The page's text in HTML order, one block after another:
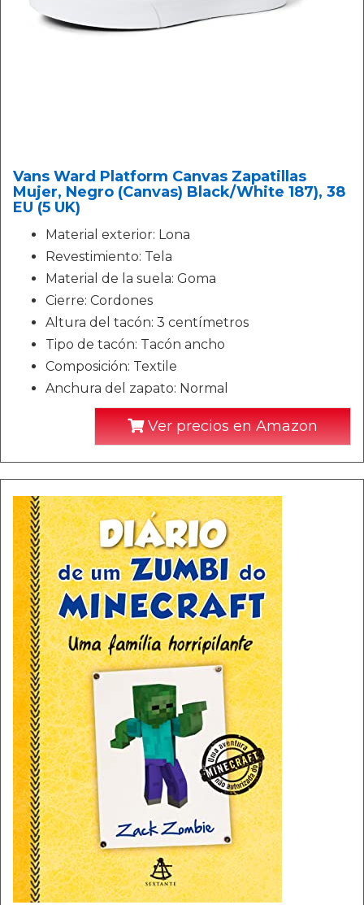
Vans Ward Platform Canvas Zapatillas
Mujer, Negro (Canvas) Black/White 187), 38
EU (5 UK)
Material exterior: Lona
Revestimiento: Tela
Material de la suela: Goma
Cierre: Cordones
Altura del tacón: 3 centímetros
Tipo de tacón: Tacón ancho
Composición: Textile
Anchura del zapato: Normal
Ver precios en Amazon